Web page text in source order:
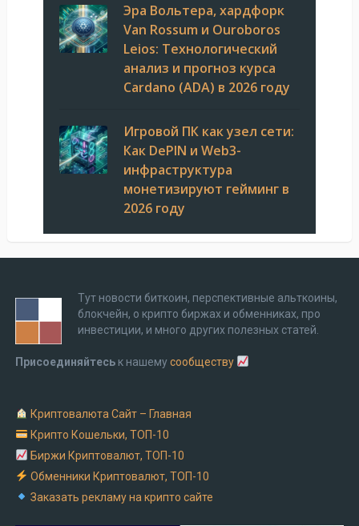
Эра Вольтера, хардфорк
Van Rossum и Ouroboros
Leios: Технологический
анализ и прогноз курса
Cardano (ADA) в 2026 году
Игровой ПК как узел сети:
Как DePIN и Web3-
инфраструктура
монетизируют гейминг в
2026 году
Тут новости биткоин, перспективные альткоины,
блокчейн, о крипто биржах и обменниках, про
инвестиции, и много других полезных статей.
Присоединяйтесь к нашемусообществу
Криптовалюта Cайт – Главная
Крипто Кошельки, ТОП-10
Биржи Криптовалют, ТОП-10
Обменники Криптовалют, ТОП-10
Заказать рекламу на крипто сайте